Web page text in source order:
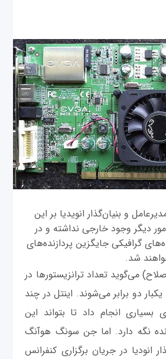
و بنیان‌گذار انویدیا بر این
دیگر وجود خارجی نداشته و در
گرافیکی جایگزین پردازنده‌های
شد.
می‌گوید تعداد ترانزیستورها در
دو برابر می‌شوند. اینتل در چند
انجام داد تا بتواند این
نگه دارد. اما جن سونگ هوآنگ
انودیا در جریان برگزاری کنفرانس